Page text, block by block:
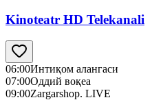
Kinoteatr HD Telekanali
06:00Интиқом алангаси
07:00Оддий воқеа
09:00Zargarshop. LIVE